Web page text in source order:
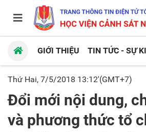
GIỚI THIỆU TIN TỨC - SỰ
Thứ Hai, 7/5/2018 13:12'(GMT+7)
Đổi mới nội dung,
và phương thức tổ